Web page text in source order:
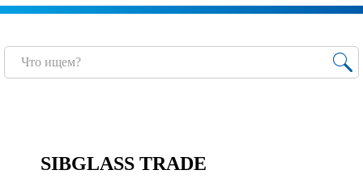
SIBGLASS TRADE